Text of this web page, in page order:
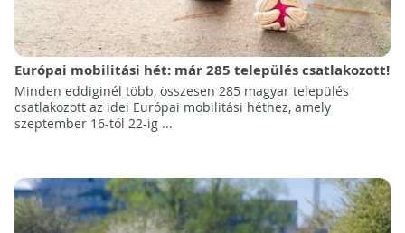
Európai mobilitási hét: már 285 település csatlakozott!
Minden eddiginél több, összesen 285 magyar település
csatlakozott az idei Európai mobilitási héthez, amely
szeptember 16-tól 22-ig ...